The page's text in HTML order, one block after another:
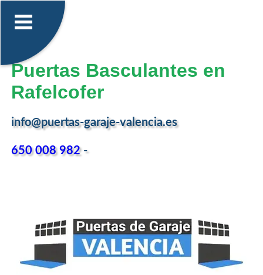
Puertas Basculantes en
Rafelcofer
info@puertas-garaje-valencia.es
650 008 982-